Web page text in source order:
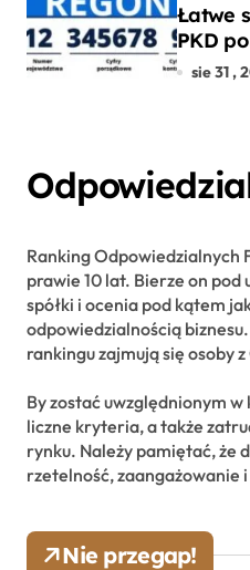
Łatwe
PKD
kilku
sie 31 ,
Ranking Odpowiedzialnych
prawie 10 lat. Bierze on pod
spółki i ocenia pod kątem
odpowiedzialnością
rankingu zajmują się osoby
By zostać uwzględnionym
liczne kryteria, a także
rynku. Należy pamiętać, że
rzetelność, zaangażowanie
Nie przegap!